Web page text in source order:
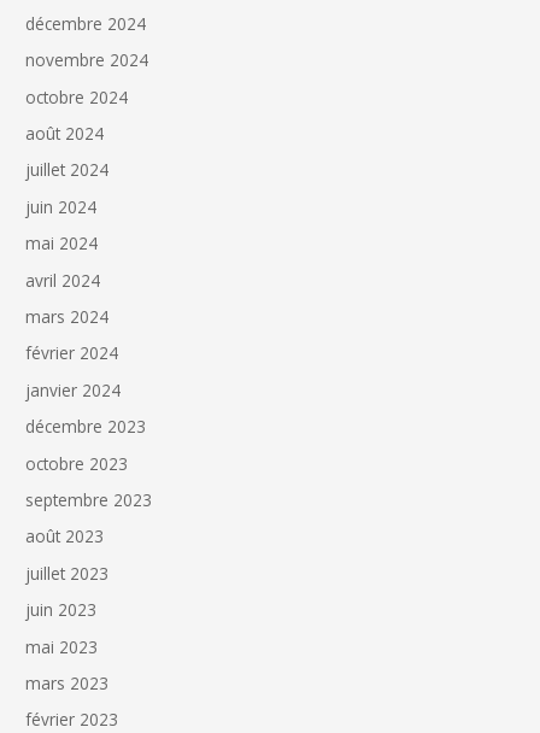
décembre 2024
novembre 2024
octobre 2024
août 2024
juillet 2024
juin 2024
mai 2024
avril 2024
mars 2024
février 2024
janvier 2024
décembre 2023
octobre 2023
septembre 2023
août 2023
juillet 2023
juin 2023
mai 2023
mars 2023
février 2023